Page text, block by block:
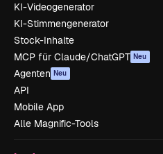
KI-Videogenerator
KI-Stimmengenerator
Stock-Inhalte
MCP für Claude/ChatGPT Neu
Agenten Neu
API
Mobile App
Alle Magnific-Tools